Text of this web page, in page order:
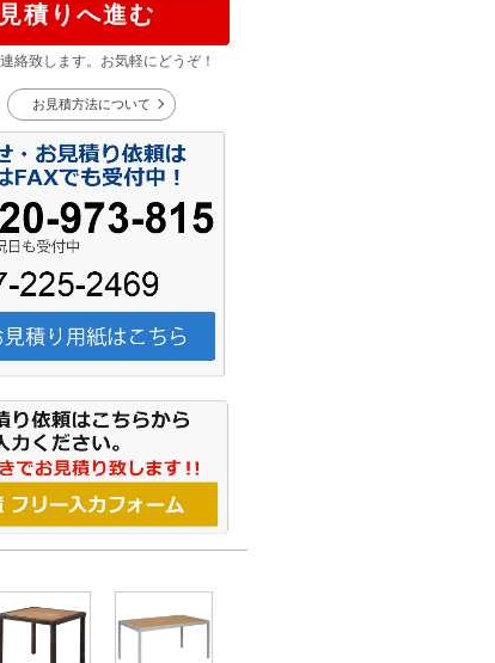
積りへ進む
絡致します。お気軽にどうぞ！
お見積方法について